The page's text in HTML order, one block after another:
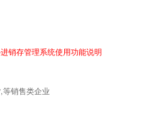
销存管理系统使用功能说明
销售类企业